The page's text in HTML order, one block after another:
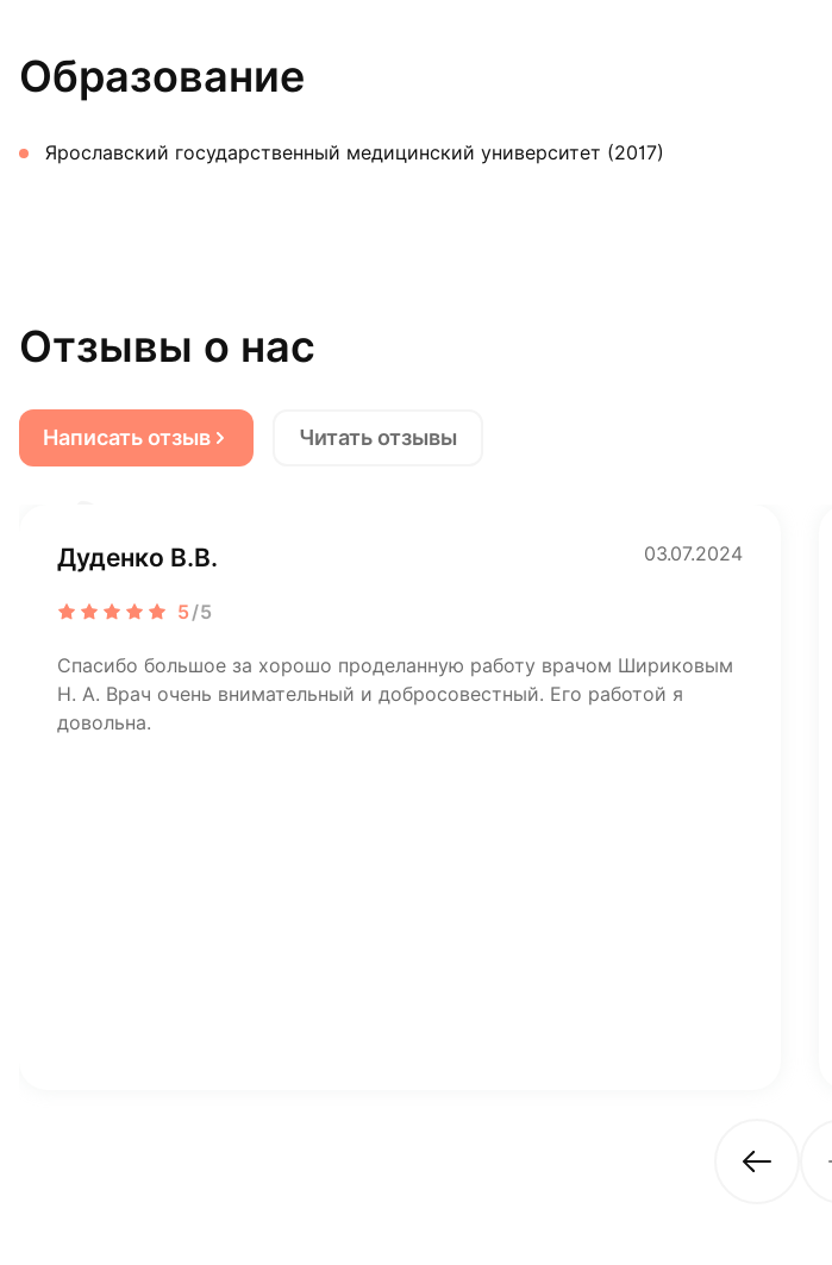
Образование
Ярославский государственный медицинский университет (2017)
Отзывы о нас
Написать отзыв Читать отзывы
Дуденко В.В. 03.07.2024
5/5
Спасибо большое за хорошо проделанную работу врачом Шириковым
Н. А. Врач очень внимательный и добросовестный. Его работой я
довольна.